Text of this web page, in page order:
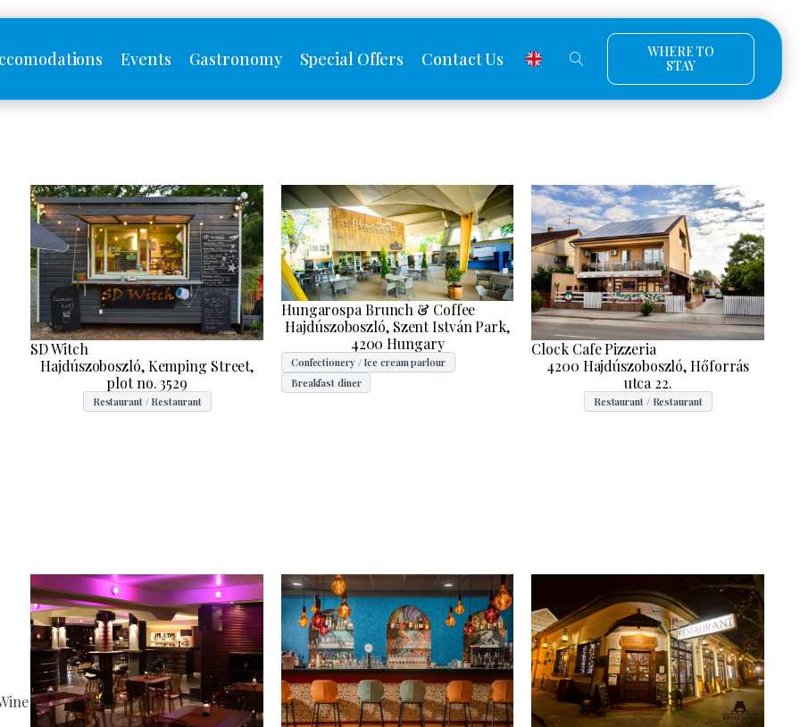
Events Gastronomy Special Offers Contact Us
WHERE TO
STAY
SD Witch
Hajdúszoboszló, Kemping Street,
plot no. 3529
Restaurant / Restaurant
Hungarospa Brunch & Coffee
Hajdúszoboszló, Szent István Park,
4200 Hungary
Confectionery / Ice cream parlour
Breakfast diner
Clock Cafe Pizzeria
4200 Hajdúszoboszló, Hőforrás
utca 22.
Restaurant / Restaurant